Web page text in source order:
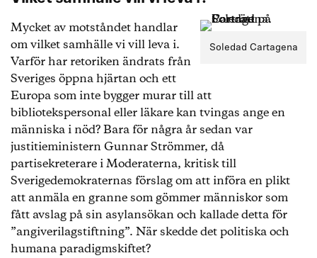
Soledad Cartagena
Mycket av motståndet handlar
om vilket samhälle vi vill leva i.
Varför har retoriken ändrats från
Sveriges öppna hjärtan och ett
Europa som inte bygger murar till att
bibliotekspersonal eller läkare kan tvingas ange en
människa i nöd? Bara för några år sedan var
justitieministern Gunnar Strömmer, då
partisekreterare i Moderaterna, kritisk till
Sverigedemokraternas förslag om att införa en plikt
att anmäla en granne som gömmer människor som
fått avslag på sin asylansökan och kallade detta för
”angiverilagstiftning”. När skedde det politiska och
humana paradigmskiftet?